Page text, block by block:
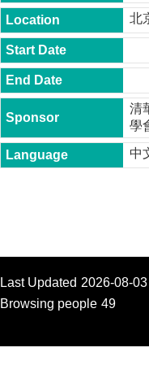
l
t
y
P
h
.
.
P
r
o
M
A
.
北
清
學
中
Last Updated 2026-08-03
Browsing people 49